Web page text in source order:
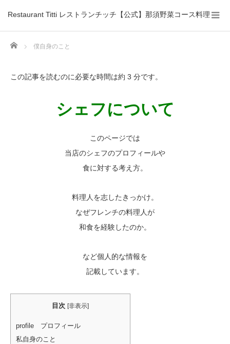
Restaurant Titti レストランチッチ【公式】那須野菜コース料理
Home 僕自身のこと
この記事を読むのに必要な時間は約 3 分です。
シェフについて
このページでは
当店のシェフのプロフィールや
食に対する考え方。
料理人を志したきっかけ。
なぜフレンチの料理人が
和食を経験したのか。
など個人的な情報を
記載しています。
目次 [非表示]
profile プロフィール
私自身のこと